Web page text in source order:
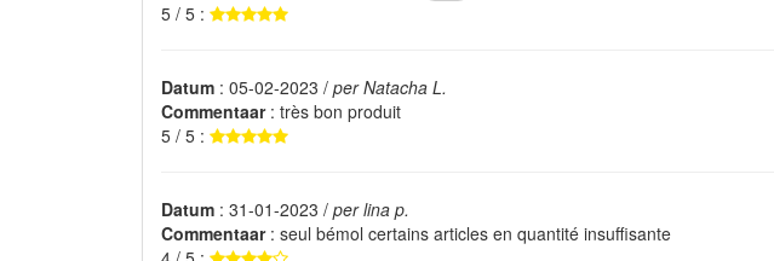
5 / 5 :
Datum : 05-02-2023 / per Natacha L.
Commentaar: très bon produit
5 / 5 :
Datum : 31-01-2023 / per lina p.
Commentaar: seul bémol certains articles en quantité insuffisante